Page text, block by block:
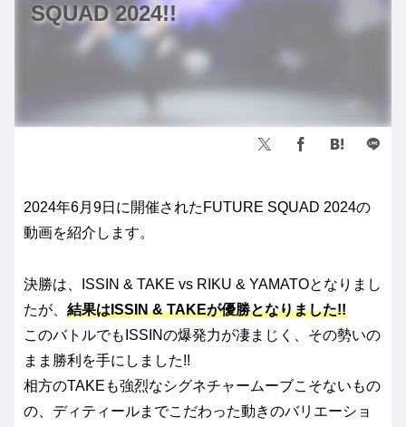
SQUAD 2024!!
2024年6月9日に開催されたFUTURE SQUAD 2024の
動画を紹介します。
決勝は、ISSIN & TAKE vs RIKU & YAMATOとなりまし
たが、 結果はISSIN & TAKEが優勝となりました!!
このバトルでもISSINの爆発力が凄まじく、その勢いの
まま勝利を手にしました!!
相方のTAKEも強烈なシグネチャームーブこそないもの
の、ディティールまでこだわった動きのバリエーショ